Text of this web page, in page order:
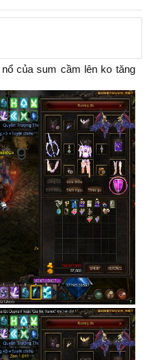
của sum cầm lên ko tăng